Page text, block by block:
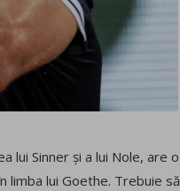
lui Sinner și a lui Nole, are o
limba lui Goethe. Trebuie să